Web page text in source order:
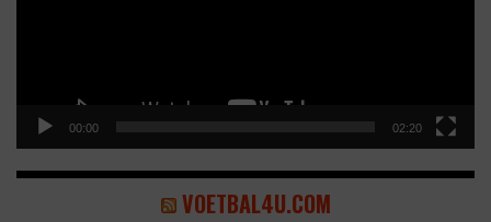
00:00 02:20
VOETBAL4U.COM